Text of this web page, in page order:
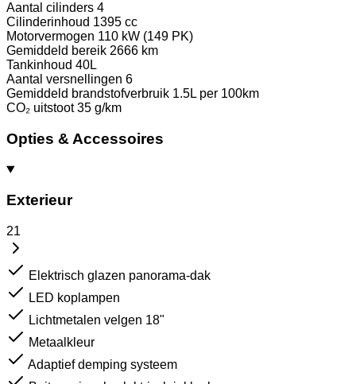
Aantal cilinders 4
Cilinderinhoud 1395 cc
Motorvermogen 110 kW (149 PK)
Gemiddeld bereik 2666 km
Tankinhoud 40L
Aantal versnellingen 6
Gemiddeld brandstofverbruik 1.5L per 100km
CO₂ uitstoot 35 g/km
Opties & Accessoires
Exterieur
21
Elektrisch glazen panorama-dak
LED koplampen
Lichtmetalen velgen 18"
Metaalkleur
Adaptief demping systeem